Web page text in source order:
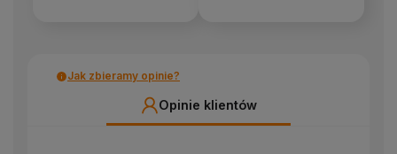
Jak zbieramy opinie?
Opinie klientów